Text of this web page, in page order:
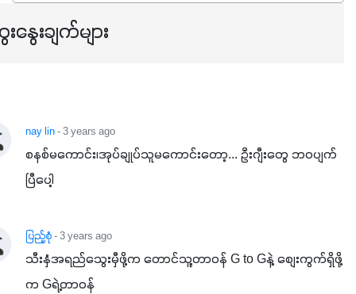
နွေးချက်များ
nay lin- 3 years ago
စနစ်မကောင်း၊အုပ်ချုပ်သူမကောင်းတော့... ဦးဂျီးတွေ ဘဝပျက်
ပြီပေါ့
ပြည့်စုံ- 3 years ago
သီးနှံအရည်သွေးမှီဖို့က တောင်သူ့တာဝန် G to Gနဲ့ စျေးကွက်ရှိဖို့
က Gရဲ့တာဝန်